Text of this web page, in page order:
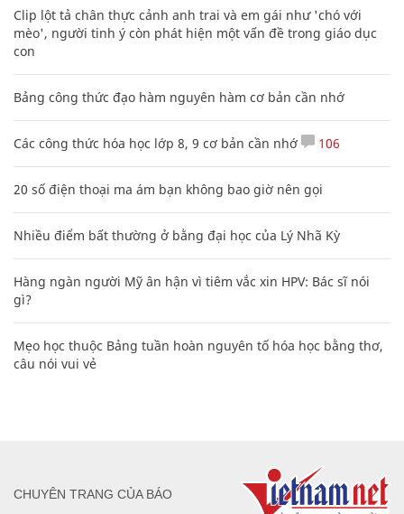
Clip lột tả chân thực cảnh anh trai và em gái như 'chó với
mèo', người tinh ý còn phát hiện một vấn đề trong giáo dục
con
Bảng công thức đạo hàm nguyên hàm cơ bản cần nhớ
Các công thức hóa học lớp 8, 9 cơ bản cần nhớ 106
20 số điện thoại ma ám bạn không bao giờ nên gọi
Nhiều điểm bất thường ở bằng đại học của Lý Nhã Kỳ
Hàng ngàn người Mỹ ân hận vì tiêm vắc xin HPV: Bác sĩ nói
gì?
Mẹo học thuộc Bảng tuần hoàn nguyên tố hóa học bằng thơ,
câu nói vui vẻ
CHUYÊN TRANG CỦA BÁO